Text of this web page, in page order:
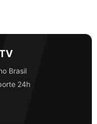
Brasil
24h